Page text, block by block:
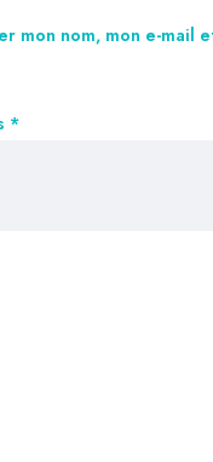
*
mon nom, mon e-mail